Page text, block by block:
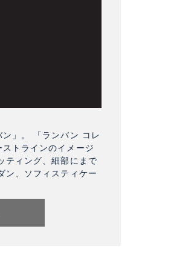
」。 「ランバン コレ
トラインのイメージ
ティング、細部にまで
ン、ソフィスティケー